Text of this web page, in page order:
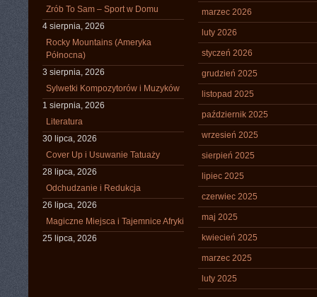
Zrób To Sam – Sport w Domu
4 sierpnia, 2026
Rocky Mountains (Ameryka
Północna)
3 sierpnia, 2026
Sylwetki Kompozytorów i Muzyków
1 sierpnia, 2026
Literatura
30 lipca, 2026
Cover Up i Usuwanie Tatuaży
28 lipca, 2026
Odchudzanie i Redukcja
26 lipca, 2026
Magiczne Miejsca i Tajemnice Afryki
25 lipca, 2026
marzec 2026
luty 2026
styczeń 2026
grudzień 2025
listopad 2025
październik 2025
wrzesień 2025
sierpień 2025
lipiec 2025
czerwiec 2025
maj 2025
kwiecień 2025
marzec 2025
luty 2025